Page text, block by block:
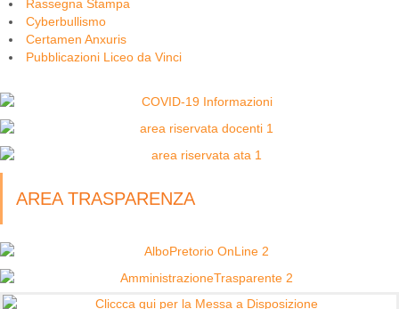
Rassegna Stampa
Cyberbullismo
Certamen Anxuris
Pubblicazioni Liceo da Vinci
AREA TRASPARENZA